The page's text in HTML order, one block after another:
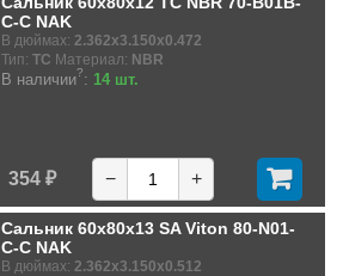
C-C NAK
В дюймах: 2.362x3.150x0.472
Тип: TC Материал: NBR
В наличии?: 14 шт.
354 ₽ − +
Сальник 60x80x13 SA Viton 80-N01-
C-C NAK
В дюймах: 2.362x3.150x0.512